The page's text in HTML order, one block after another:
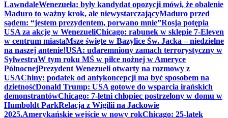
LawndaleWenezuela: były kandydat opozycji mówi, że obalenie
Maduro to ważny krok, ale niewystarczającyMaduro przed
sądem: “jestem prezydentem, porwano mnie”Rosja potępia
USA za akcję w WenezueliChicago: rabunek w sklepie 7-Eleven
w centrum miastaMsze święte w Bazylice Św. Jacka – niedzielne
na naszej antenie!USA: udaremniony zamach terrorystyczny w
SylwestraW tym roku MŚ w piłce nożnej w Ameryce
PółnocnejPrezydent Wenezueli otwarty na rozmowy z
USAChiny: podatek od antykoncepcji ma być sposobem na
dzietnośćDonald Trump: USA gotowe do wsparcia irańskich
demonstrantówChicago: 7-letni chłopiec postrzelony w domu w
Humboldt ParkRelacja z Wigilii na Jackowie
2025.Amerykańskie wejście w nowy rokChicago: 25-latek